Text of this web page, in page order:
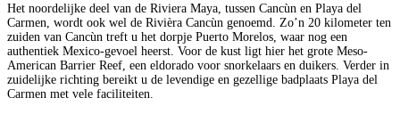
Het noordelijke deel van de Riviera Maya, tussen Cancùn en Playa del
Carmen, wordt ook wel de Rivièra Cancùn genoemd. Zo’n 20 kilometer ten
zuiden van Cancùn treft u het dorpje Puerto Morelos, waar nog een
authentiek Mexico-gevoel heerst. Voor de kust ligt hier het grote Meso-
American Barrier Reef, een eldorado voor snorkelaars en duikers. Verder in
zuidelijke richting bereikt u de levendige en gezellige badplaats Playa del
Carmen met vele faciliteiten.